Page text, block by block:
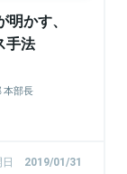
かす、
手法
本部長
2019/01/31